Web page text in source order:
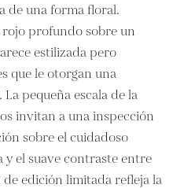
de una forma floral.
profundo sobre un
estilizada pero
que le otorgan una
pequeña escala de la
invitan a una inspección
sobre el cuidadoso
el suave contraste entre
edición limitada refleja la